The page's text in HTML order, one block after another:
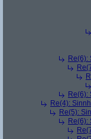
Re(6):
Re(6):
Re(4):
Re(5):
Re(6):